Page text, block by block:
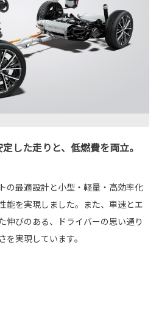
した走りと、低燃費を両立。
の最適設計と小型・軽量・高効率化
能を実現しました。また、車速とエ
伸びのある、ドライバーの思い通り
実現しています。